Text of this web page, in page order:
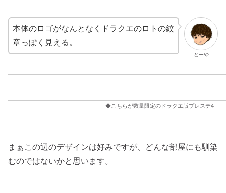
とーや
本体のロゴがなんとなくドラクエのロトの紋
章っぽく見える。
◆こちらが数量限定のドラクエ版プレステ4
まぁこの辺のデザインは好みですが、どんな部屋にも馴染
むのではないかと思います。